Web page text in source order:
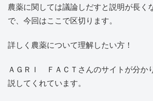
農薬に関しては議論しだすと説明が長く
で、今回はここで区切ります。
詳しく農薬について理解したい方！
ＡＧＲＩ ＦＡＣＴさんのサイトが分か
説してくれています。